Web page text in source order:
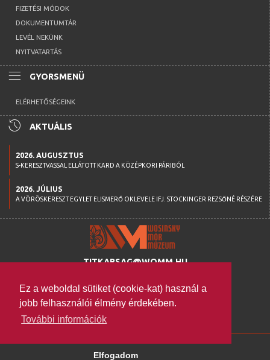
Ez a weboldal sütiket (cookie-kat) használ a
jobb felhasználói élmény érdekében.
További információk
Elfogadom
FIZETÉSI MÓDOK
DOKUMENTUMTÁR
LEVÉL NEKÜNK
NYITVATARTÁS
menu GYORSMENÜ
ELÉRHETŐSÉGEINK
history AKTUÁLIS
2026. AUGUSZTUS
S-KERESZTVASSAL ELLÁTOTT KARD A KÖZÉPKORI PÁRIBÓL
2026. JÚLIUS
A VÖRÖSKERESZT EGYLET ELISMERŐ OKLEVELE IFJ. STOCKINGER REZSŐNÉ RÉSZÉRE
TITKARSAG@WOMM.HU
H-7100 SZEKSZÁRD,
SZENT ISTVÁN TÉR 26.
WWW.WOMM.HU
2026 © COPYRIGHT